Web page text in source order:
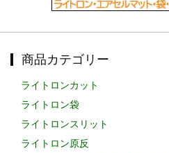
商品カテゴリー
ライトロンカット
ライトロン袋
ライトロンスリット
ライトロン原反